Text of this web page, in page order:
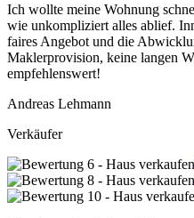
Ich wollte meine Wohnung
wie unkompliziert alles ablief.
faires Angebot und die
Maklerprovision, keine langen
empfehlenswert!
Andreas Lehmann
Verkäufer